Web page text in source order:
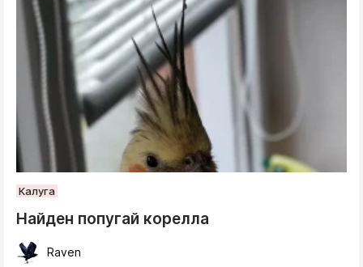
Калуга
Найден попугай корелла
Raven